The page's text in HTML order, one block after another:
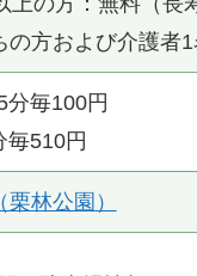
の方および介護者
分毎100円
毎510円
林公園）